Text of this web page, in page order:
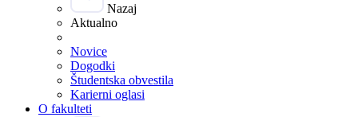
Nazaj
Aktualno
Novice
Dogodki
Študentska obvestila
Karierni oglasi
O fakulteti